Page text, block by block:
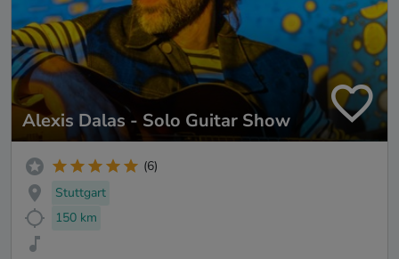
Alexis Dalas - Solo Guitar Show
(6)
Stuttgart
150 km